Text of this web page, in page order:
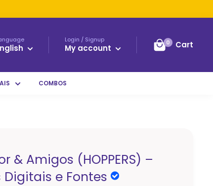
Login / Signup
My account
0 Cart
COMBOS
& Amigos (HOPPERS) –
e Fontes